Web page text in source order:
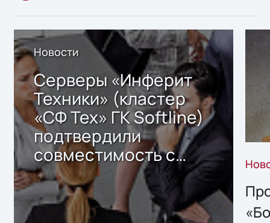
Новости
Серверы «Инферит
Техники» (кластер
«СФ Тех» ГК Softline)
подтвердили
совместимость с
решением Sharx
Storage 2.x для
хранения данных